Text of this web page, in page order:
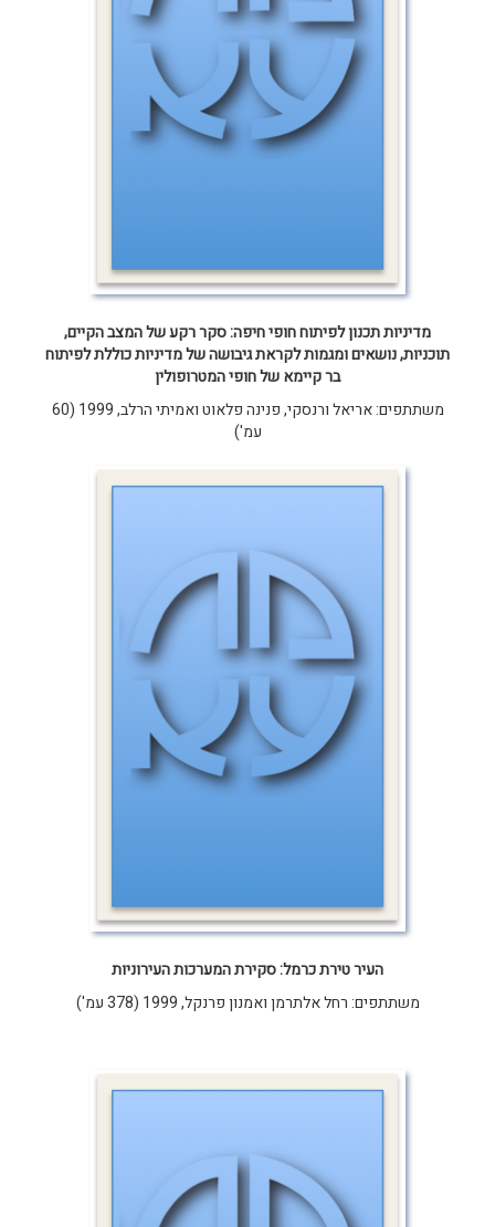
מדיניות תכנון לפיתוח חופי חיפה: סקר רקע של המצב הקיים,
תוכניות, נושאים ומגמות לקראת גיבושה של מדיניות כוללת לפיתוח
בר קיימא של חופי המטרופולין
משתתפים: אריאל ורנסקי, פנינה פלאוט ואמיתי הרלב, 1999 (60
עמ')
העיר טירת כרמל: סקירת המערכות העירוניות
משתתפים: רחל אלתרמן ואמנון פרנקל, 1999 (378 עמ')